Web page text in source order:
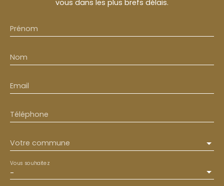
vous dans les plus brefs délais.
Prénom
Nom
Email
Téléphone
Votre commune
-
Vous souhaitez